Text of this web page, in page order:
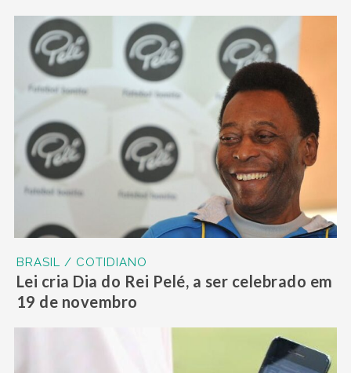
BRASIL / COTIDIANO
Lei cria Dia do Rei Pelé, a ser celebrado em
19 de novembro